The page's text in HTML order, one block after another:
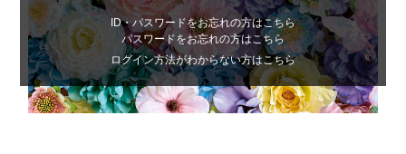
ID・パスワードをお忘れの方はこちら
パスワードをお忘れの方はこちら
ログイン方法がわからない方はこちら